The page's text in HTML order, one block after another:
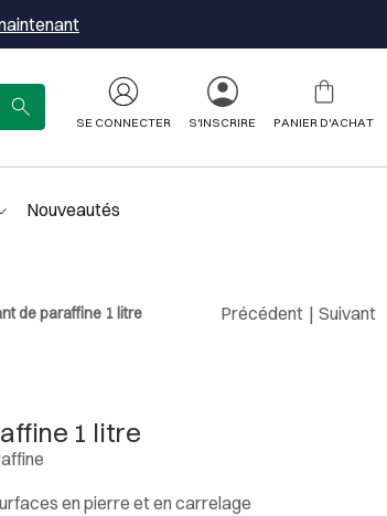
SE CONNECTER S'INSCRIRE PANIER D'ACHAT
Nouveautés
de paraffine 1 litre Précédent | Suivant
1 litre
en pierre et en carrelage